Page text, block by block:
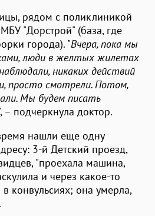
рядом с поликлиникой
"Дорстрой" (база, где
города). "Вчера, пока мы
люди в желтых жилетах
никаких действий
просто смотрели. Потом,
Мы будем писать
– подчеркнула доктор.
нашли еще одну
3-й Детский проезд,
"проехала машина,
и через какое-то
конвульсиях; она умерла,